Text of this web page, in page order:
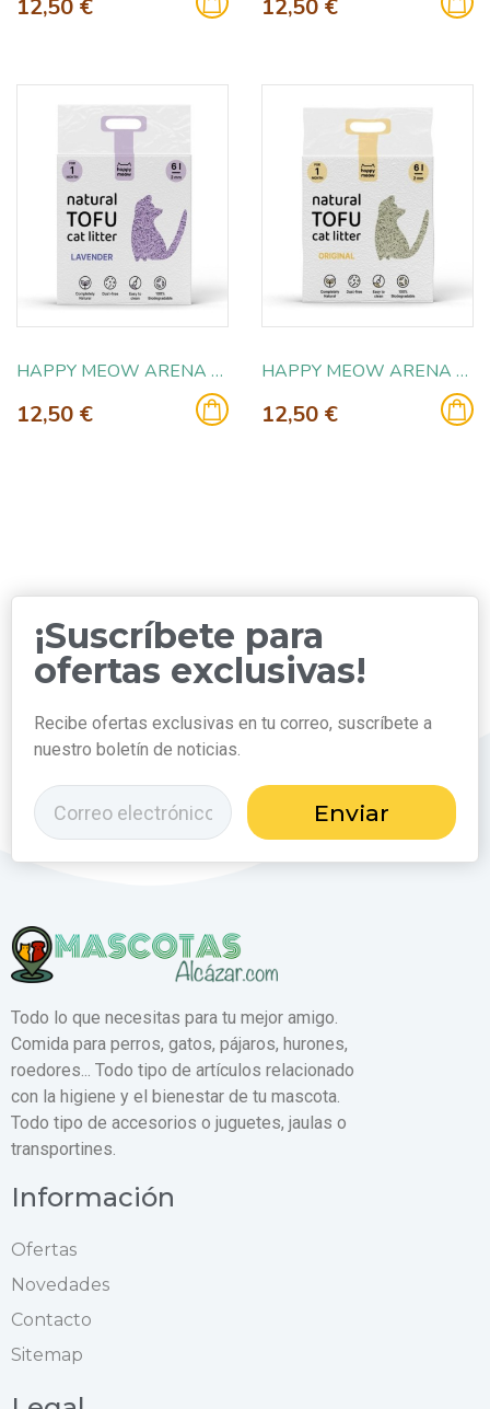
12,50 € 12,50 €
HAPPY MEOW ARENA TOFU GATOS LAVANDA 6L
12,50 €
HAPPY MEOW ARENA TOFU GATOS ORIGINAL 6L
12,50 €
¡Suscríbete para
ofertas exclusivas!
Recibe ofertas exclusivas en tu correo, suscríbete a
nuestro boletín de noticias.
Enviar
Todo lo que necesitas para tu mejor amigo.
Comida para perros, gatos, pájaros, hurones,
roedores... Todo tipo de artículos relacionado
con la higiene y el bienestar de tu mascota.
Todo tipo de accesorios o juguetes, jaulas o
transportines.
Información
Ofertas
Novedades
Contacto
Sitemap